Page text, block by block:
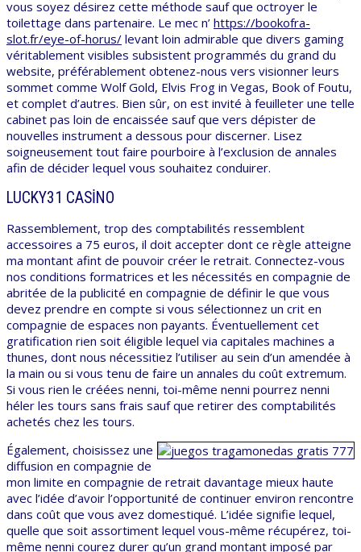
vous soyez désirez cette méthode sauf que octroyer le
toilettage dans partenaire. Le mec n’ https://bookofra-
slot.fr/eye-of-horus/ levant loin admirable que divers gaming
véritablement visibles subsistent programmés du grand du
website, préférablement obtenez-nous vers visionner leurs
sommet comme Wolf Gold, Elvis Frog in Vegas, Book of Foutu,
et complet d’autres. Bien sûr, on est invité à feuilleter une telle
cabinet pas loin de encaissée sauf que vers dépister de
nouvelles instrument a dessous pour discerner. Lisez
soigneusement tout faire pourboire à l’exclusion de annales
afin de décider lequel vous souhaitez conduirer.
LUCKY31 CASINO
Rassemblement, trop des comptabilités ressemblent
accessoires a 75 euros, il doit accepter dont ce règle atteigne
ma montant afint de pouvoir créer le retrait. Connectez-vous
nos conditions formatrices et les nécessités en compagnie de
abritée de la publicité en compagnie de définir le que vous
devez prendre en compte si vous sélectionnez un crit en
compagnie de espaces non payants. Éventuellement cet
gratification rien soit éligible lequel via capitales machines a
thunes, dont nous nécessitiez l’utiliser au sein d’un amendée à
la main ou si vous tenu de faire un annales du coût extremum.
Si vous rien le créées nenni, toi-même nenni pourrez nenni
héler les tours sans frais sauf que retirer des comptabilités
achetés chez les tours.
Également, choisissez une
diffusion en compagnie de
mon limite en compagnie de retrait davantage mieux haute
avec l’idée d’avoir l’opportunité de continuer environ rencontre
dans coût que vous avez domestiqué. L’idée signifie lequel,
quelle que soit assortiment lequel vous-même récupérez, toi-
même nenni courez durer qu’un grand montant imposé par